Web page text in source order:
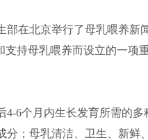
在北京举行了母乳喂养新
持母乳喂养而设立的一项
6个月内生长发育所需的
；母乳清洁、卫生、新鲜